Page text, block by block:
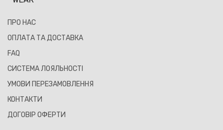
ПРО НАС
ОПЛАТА ТА ДОСТАВКА
FAQ
СИСТЕМА ЛОЯЛЬНОСТІ
УМОВИ ПЕРЕЗАМОВЛЕННЯ
КОНТАКТИ
ДОГОВІР ОФЕРТИ